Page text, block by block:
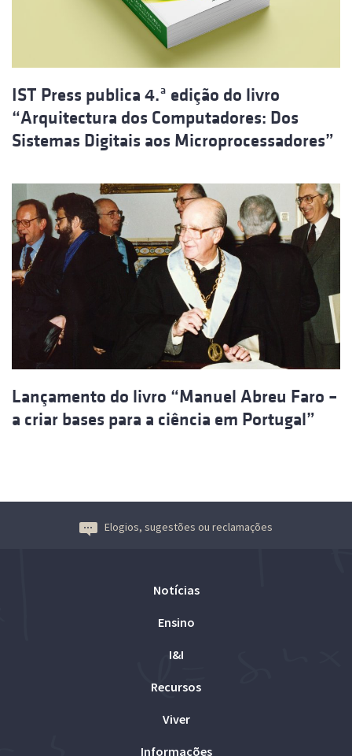
IST Press publica 4.ª edição do livro
“Arquitectura dos Computadores: Dos
Sistemas Digitais aos Microprocessadores”
Lançamento do livro “Manuel Abreu Faro –
a criar bases para a ciência em Portugal”
Elogios, sugestões ou reclamações
Notícias
Ensino
I&I
Recursos
Viver
Informações